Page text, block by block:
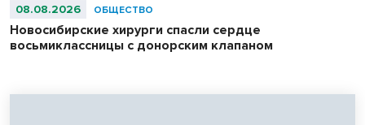
08.08.2026 ОБЩЕСТВО
Новосибирские хирурги спасли сердце
восьмиклассницы с донорским клапаном